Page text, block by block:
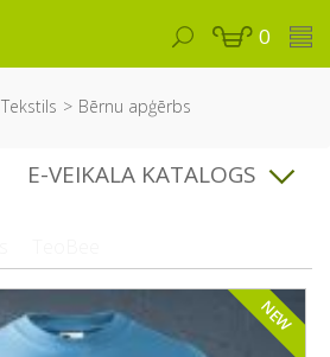
0
Tekstils Bērnu apģērbs
E-VEIKALA KATALOGS
NEW